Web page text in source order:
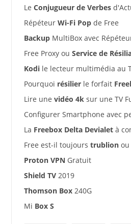
Le Conjugueur de Verbes
Répéteur Wi-Fi Popde Free
BackupMultiBox avec
Free Proxy ou Service de
Kodile lecteur multimédia au
Pourquoi résilierle forfait
Lire une vidéo 4ksur une TV
Configurer Smartphone avec
La Freebox Delta Devialetà
Free est-il toujours trublionou
Proton VPN Gratuit
Shield TV2019
Thomson Box240G
Mi Box S